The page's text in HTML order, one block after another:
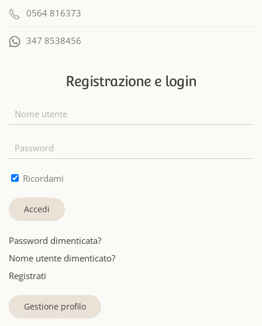
0564 816373
347 8538456
Registrazione e login
Ricordami
Accedi
Password dimenticata?
Nome utente dimenticato?
Registrati
Gestione profilo